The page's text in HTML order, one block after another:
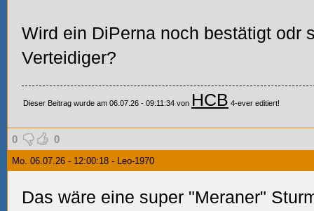
Wird ein DiPerna noch bestätigt odr
Verteidiger?
Dieser Beitrag wurde am 06.07.26 - 09:11:34 von HCB 4-ever editiert!
0 0
Mo. 06.07.26 - 12:00:18 - Leo-1970
Das wäre eine super "Meraner"